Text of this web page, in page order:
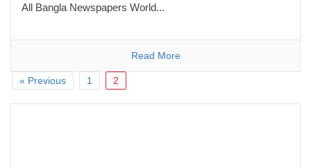
All Bangla Newspapers World...
Read More
« Previous 1 2